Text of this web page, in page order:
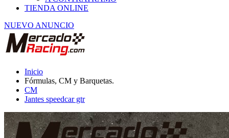
NUEVO ANUNCIO
Fórmulas, CM y Barquetas.
CM
Jantes speedcar gtr